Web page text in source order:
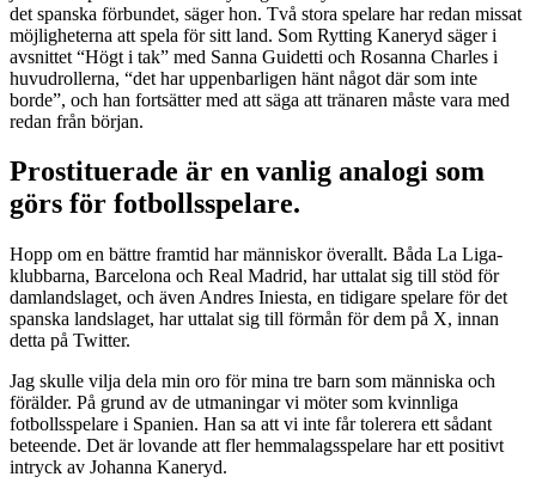
det spanska förbundet, säger hon. Två stora spelare har redan missat
möjligheterna att spela för sitt land. Som Rytting Kaneryd säger i
avsnittet “Högt i tak” med Sanna Guidetti och Rosanna Charles i
huvudrollerna, “det har uppenbarligen hänt något där som inte
borde”, och han fortsätter med att säga att tränaren måste vara med
redan från början.
Prostituerade är en vanlig analogi som
görs för fotbollsspelare.
Hopp om en bättre framtid har människor överallt. Båda La Liga-
klubbarna, Barcelona och Real Madrid, har uttalat sig till stöd för
damlandslaget, och även Andres Iniesta, en tidigare spelare för det
spanska landslaget, har uttalat sig till förmån för dem på X, innan
detta på Twitter.
Jag skulle vilja dela min oro för mina tre barn som människa och
förälder. På grund av de utmaningar vi möter som kvinnliga
fotbollsspelare i Spanien. Han sa att vi inte får tolerera ett sådant
beteende. Det är lovande att fler hemmalagsspelare har ett positivt
intryck av Johanna Kaneryd.